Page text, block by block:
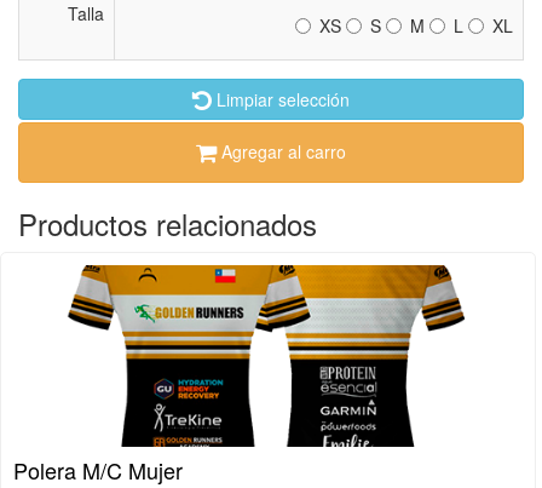
Talla
XS S M L XL
Limpiar selección
Agregar al carro
Productos relacionados
Polera M/C Mujer